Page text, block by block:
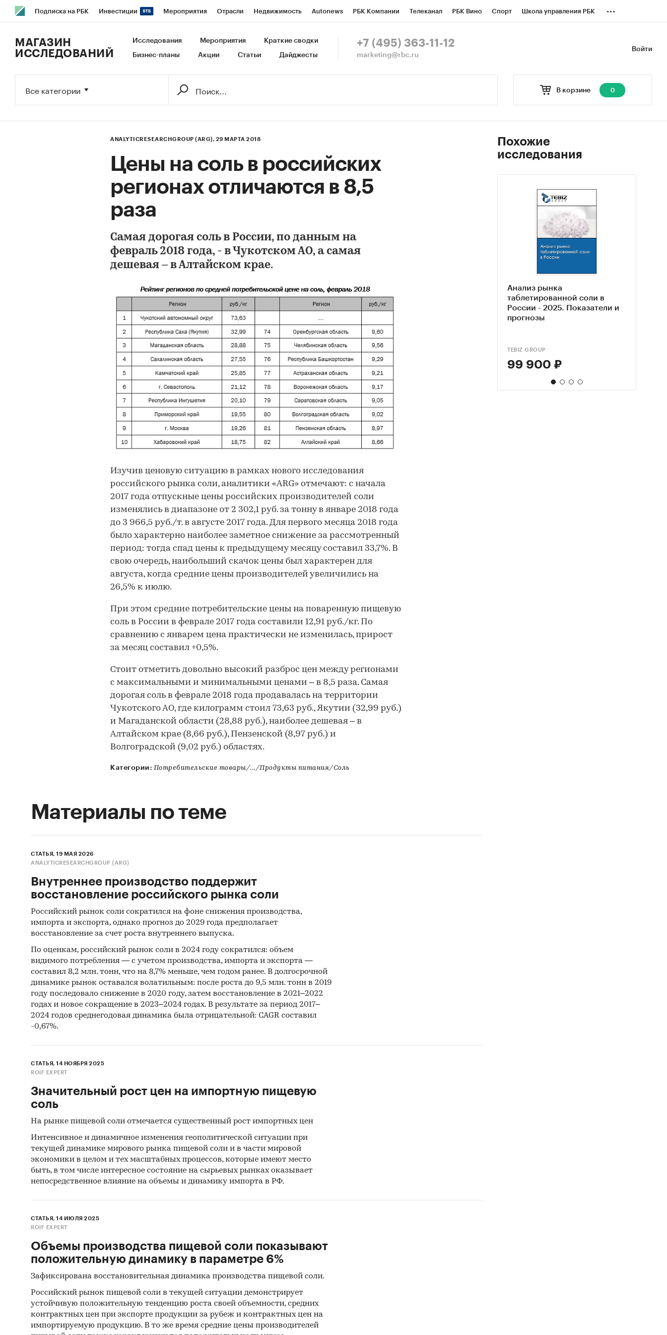
Подписка на РБК Инвестиции Мероприятия Отрасли Недвижимость Autonews РБК Компании Телеканал РБК Вино Спорт Школа управления РБК
Исследования Кредитные рейтинги Франшизы Газета Спецпроекты СПб Конференции СПб Спецпроекты
...
Войти
МАГАЗИН
ИССЛЕДОВАНИЙ
Исследования Мероприятия Краткие сводки
Бизнес-планы Акции Статьи Дайджесты
+7 (495) 363-11-12
marketing@rbc.ru
В корзине 0
Все категории
ANALYTICRESEARCHGROUP (ARG), 29 МАРТА 2018
Цены на соль в российских
регионах отличаются в 8,5
раза
Самая дорогая соль в России, по данным на
февраль 2018 года, - в Чукотском АО, а самая
дешевая – в Алтайском крае.
Изучив ценовую ситуацию в рамках нового исследования
российского рынка соли, аналитики «ARG» отмечают: с начала
2017 года отпускные цены российских производителей соли
изменялись в диапазоне от 2 302,1 руб. за тонну в январе 2018 года
до 3 966,5 руб./т. в августе 2017 года. Для первого месяца 2018 года
было характерно наиболее заметное снижение за рассмотренный
период: тогда спад цены к предыдущему месяцу составил 33,7%. В
свою очередь, наибольший скачок цены был характерен для
августа, когда средние цены производителей увеличились на
26,5% к июлю.
При этом средние потребительские цены на поваренную пищевую
соль в России в феврале 2017 года составили 12,91 руб./кг. По
сравнению с январем цена практически не изменилась, прирост
за месяц составил +0,5%.
Стоит отметить довольно высокий разброс цен между регионами
с максимальными и минимальными ценами – в 8,5 раза. Самая
дорогая соль в феврале 2018 года продавалась на территории
Чукотского АО, где килограмм стоил 73,63 руб., Якутии (32,99 руб.)
и Магаданской области (28,88 руб.), наиболее дешевая – в
Алтайском крае (8,66 руб.), Пензенской (8,97 руб.) и
Волгоградской (9,02 руб.) областях.
Категории: Потребительские товары/.../Продукты питания/Соль
Похожие
исследования
Анализ рынка
таблетированной соли в
России - 2025. Показатели и
прогнозы
TEBIZ GROUP
99 900 ₽
Материалы по теме
СТАТЬЯ, 19 МАЯ 2026
ANALYTICRESEARCHGROUP (ARG)
Внутреннее производство поддержит
восстановление российского рынка соли
Российский рынок соли сократился на фоне снижения производства,
импорта и экспорта, однако прогноз до 2029 года предполагает
восстановление за счет роста внутреннего выпуска.
По оценкам, российский рынок соли в 2024 году сократился: объем
видимого потребления — с учетом производства, импорта и экспорта —
составил 8,2 млн. тонн, что на 8,7% меньше, чем годом ранее. В долгосрочной
динамике рынок оставался волатильным: после роста до 9,5 млн. тонн в 2019
году последовало снижение в 2020 году, затем восстановление в 2021–2022
годах и новое сокращение в 2023–2024 годах. В результате за период 2017–
2024 годов среднегодовая динамика была отрицательной: CAGR составил
-0,67%.
СТАТЬЯ, 14 НОЯБРЯ 2025
ROIF EXPERT
Значительный рост цен на импортную пищевую
соль
На рынке пищевой соли отмечается существенный рост импортных цен
Интенсивное и динамичное изменения геополитической ситуации при
текущей динамике мирового рынка пищевой соли и в части мировой
экономики в целом и тех масштабных процессов, которые имеют место
быть, в том числе интересное состояние на сырьевых рынках оказывает
непосредственное влияние на объемы и динамику импорта в РФ.
СТАТЬЯ, 14 ИЮЛЯ 2025
ROIF EXPERT
Объемы производства пищевой соли показывают
положительную динамику в параметре 6%
Зафиксирована восстановительная динамика производства пищевой соли.
Российский рынок пищевой соли в текущей ситуации демонстрирует
устойчивую положительную тенденцию роста своей объемности, средних
контрактных цен при экспорте продукции за рубеж и контрактных цен на
импортируемую продукцию. В то же время средние цены производителей